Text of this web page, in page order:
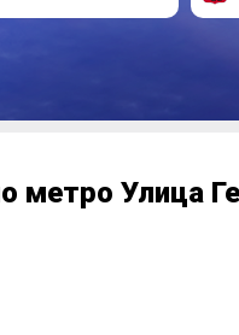
метро Улица